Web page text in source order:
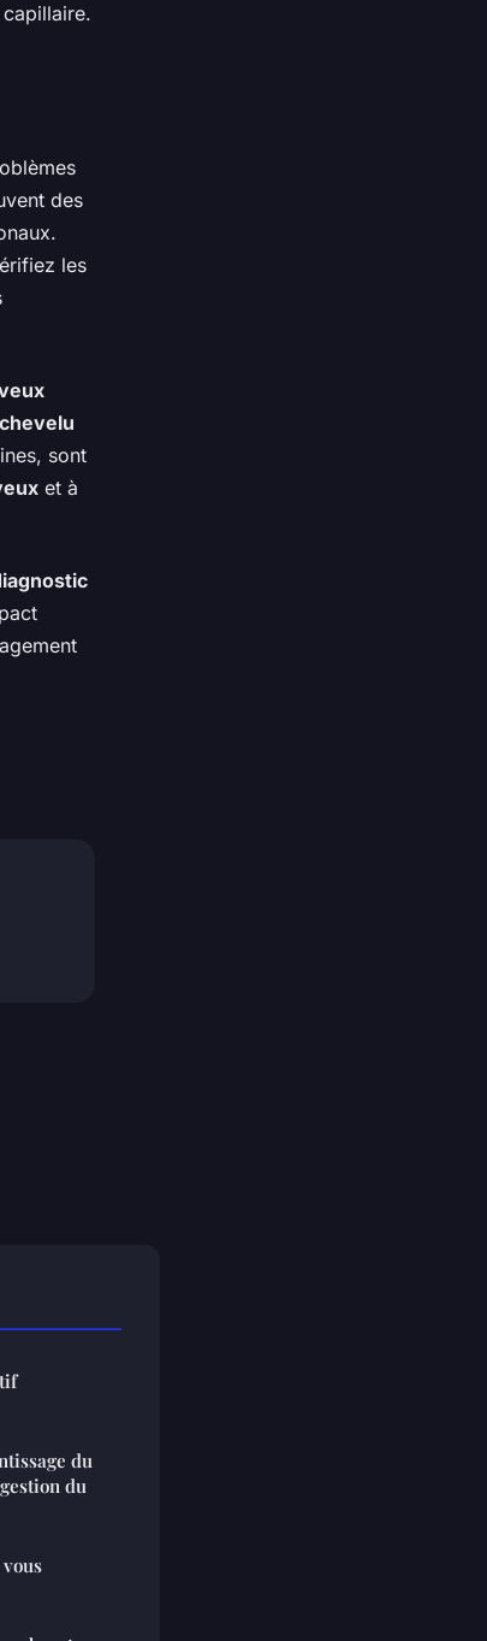
des
les
sont
et à
du
du